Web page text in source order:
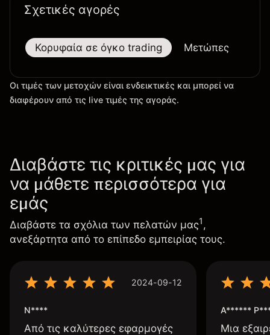
Σχετικές αγορές
Κορυφαία σε όγκο trading Μετώπες
Οι τιμές των μετοχών είναι ενδεικτικές και μπορεί να
διαφέρουν από τις live τιμές της αγοράς.
Διαβάστε τις κριτικές μας για
να μάθετε περισσότερα για
εμάς
Διαβάστε τα σχόλια των πελατών μας1,
ανεξάρτητα από το επίπεδο εμπειρίας τους.
2024-09-12
N****
Από τις καλύτερες εφαρμογές
A******
Μια